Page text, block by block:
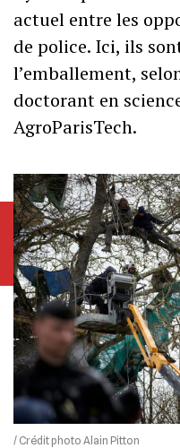
actuel entre les
de police. Ici, ils
l’emballement,
doctorant en
AgroParisTech.
/ Crédit photo Alain Pitton